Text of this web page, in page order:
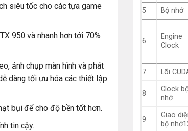
siêu tốc cho các tựa game
950 và nhanh hơn tới 70%
ảnh chụp màn hình và phát
dàng tối ưu hóa các thiết lập
bụi để cho độ bền tốt hơn.
tin cậy.
5
Bộ nhớ
6
Engine
Clock
7 Lõi
8
Clock
nhớ
9
Giao
bộ